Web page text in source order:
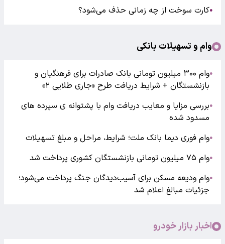
●کارت سوخت از چه زمانی حذف می‌شود؟
وام و تسهیلات بانکی
●
وام ۳۰۰ میلیون تومانی بانک صادرات برای فرهنگیان و
بازنشستگان + شرایط دریافت طرح «جاری طلایی ۲»
●بررسی مزایا و معایب دریافت وام با پشتوانه ی سپرده های
مسدود شده
●وام فوری دیما بانک ملت؛ شرایط، مراحل و مبلغ تسهیلات
●وام ۷۵ میلیون تومانی بازنشستگان کشوری پرداخت شد
●وام ودیعه مسکن برای آسیب‌دیدگان جنگ پرداخت می‌شود؛
جزئیات مبالغ اعلام شد
اخبار بازار خودرو